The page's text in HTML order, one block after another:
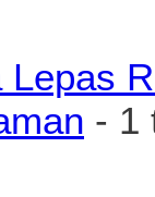
Lepas
- 1